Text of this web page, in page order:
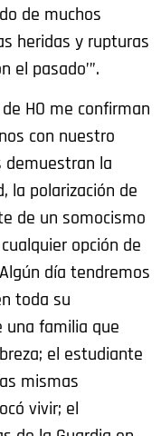
de muchos
heridas y rupturas
el pasado’”.
HO me confirman
con nuestro
demuestran la
la polarización de
de un somocismo
opción de
día tendremos
toda su
una familia que
el estudiante
mismas
vivir; el